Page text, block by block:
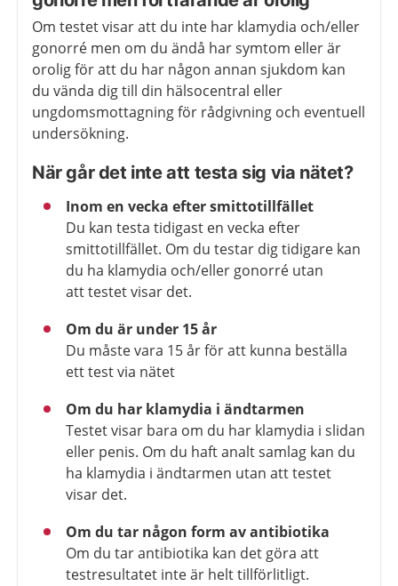
Om testet visar att du inte har klamydia och/eller
gonorré men om du ändå har symtom eller är
orolig för att du har någon annan sjukdom kan
du vända dig till din hälsocentral eller
ungdomsmottagning för rådgivning och eventuell
undersökning.
När går det inte att testa sig via nätet?
Inom en vecka efter smittotillfället
Du kan testa tidigast en vecka efter
smittotillfället. Om du testar dig tidigare kan
du ha klamydia och/eller gonorré utan
att testet visar det.
Om du är under 15 år
Du måste vara 15 år för att kunna beställa
ett test via nätet
Om du har klamydia i ändtarmen
Testet visar bara om du har klamydia i slidan
eller penis. Om du haft analt samlag kan du
ha klamydia i ändtarmen utan att testet
visar det.
Om du tar någon form av antibiotika
Om du tar antibiotika kan det göra att
testresultatet inte är helt tillförlitligt.